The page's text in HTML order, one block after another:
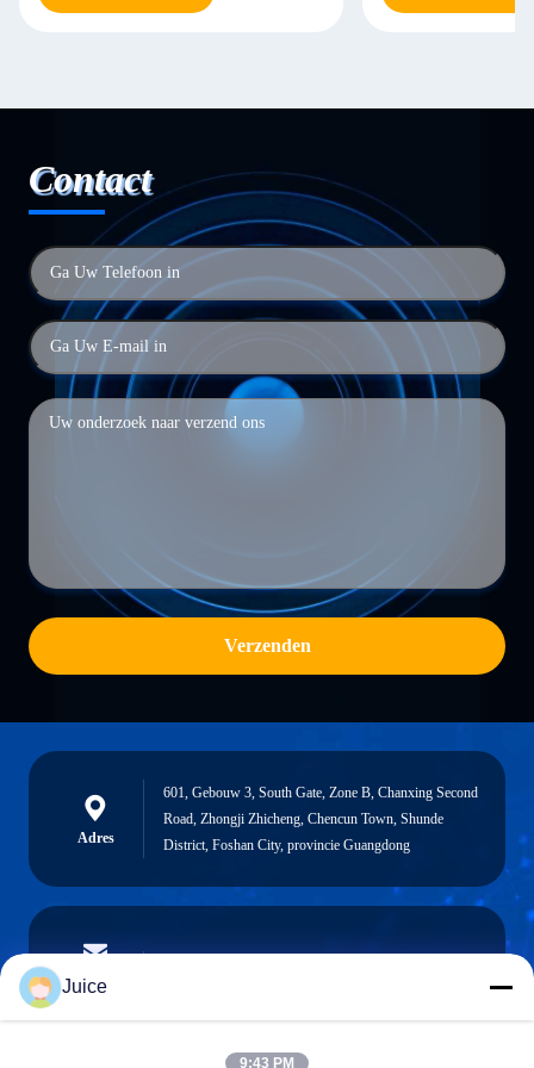
Contact
Verzenden
Adres
601, Gebouw 3, South Gate, Zone B, Chanxing Second
Road, Zhongji Zhicheng, Chencun Town, Shunde
District, Foshan City, provincie Guangdong
E-mailen
Juice
9:43 PM